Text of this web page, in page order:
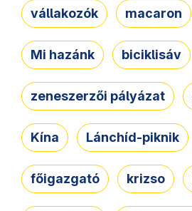
vállakozók macaron
Mi hazánk biciklisáv
zeneszerzői pályázat
Kína Lánchíd-piknik
főigazgató krizso